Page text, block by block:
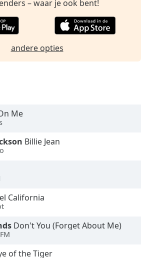
– waar je ook bent!
andere opties
Me
Billie Jean
California
Don't You (Forget About Me)
of the Tiger